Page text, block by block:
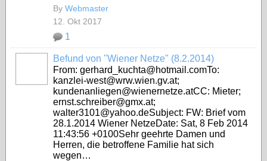
By Webmaster
12. Okt 2017
1
Befund von "Wiener Netze" (8.2.2014)
From: gerhard_kuchta@hotmail.comTo:
kanzlei-west@wrw.wien.gv.at;
kundenanliegen@wienernetze.atCC: Mieter;
ernst.schreiber@gmx.at;
walter3101@yahoo.deSubject: FW: Brief vom
28.1.2014 Wiener NetzeDate: Sat, 8 Feb 2014
11:43:56 +0100Sehr geehrte Damen und
Herren, die betroffene Familie hat sich
wegen…